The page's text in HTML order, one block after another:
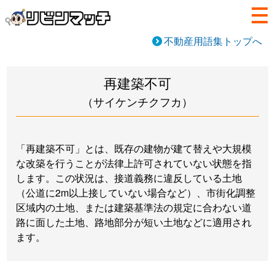
不動産用語集トップへ
再建築不可
（サイケンチクフカ）
「再建築不可」とは、既存の建物が建て替えや大規模
な改築を行うことが法律上許可されていない状態を指
します。この状況は、接道義務に違反している土地
（公道に2m以上接していない場合など）、市街化調整
区域内の土地、または建築基準法の規定に合わない道
路に面した土地、路地部分が短い土地などに適用され
ます。